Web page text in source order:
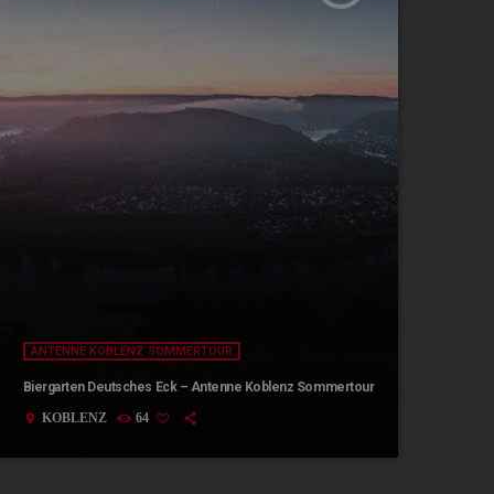
ANTENNE KOBLENZ SOMMERTOUR
Biergarten Deutsches Eck – Antenne Koblenz Sommertour
location_on KOBLENZ 64